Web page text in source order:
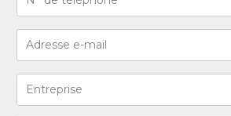
de
téléphone
(Required)
Adresse
e-
mail
(Required)
Entreprise